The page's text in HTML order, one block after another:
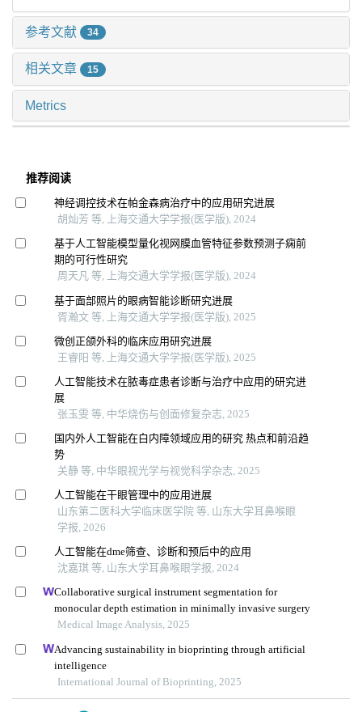
参考文献 34
相关文章 15
Metrics
推荐阅读
神经调控技术在帕金森病治疗中的应用研究进展
胡灿芳 等, 上海交通大学学报(医学版), 2024
基于人工智能模型量化视网膜血管特征参数预测子痫前
期的可行性研究
周天凡 等, 上海交通大学学报(医学版), 2024
基于面部照片的眼病智能诊断研究进展
胥瀚文 等, 上海交通大学学报(医学版), 2025
微创正颌外科的临床应用研究进展
王睿阳 等, 上海交通大学学报(医学版), 2025
人工智能技术在脓毒症患者诊断与治疗中应用的研究进
展
张玉雯 等, 中华烧伤与创面修复杂志, 2025
国内外人工智能在白内障领域应用的研究 热点和前沿趋
势
关静 等, 中华眼视光学与视觉科学杂志, 2025
人工智能在干眼管理中的应用进展
山东第二医科大学临床医学院 等, 山东大学耳鼻喉眼
学报, 2026
人工智能在dme筛查、诊断和预后中的应用
沈嘉琪 等, 山东大学耳鼻喉眼学报, 2024
Collaborative surgical instrument segmentation for
monocular depth estimation in minimally invasive surgery
Medical Image Analysis, 2025
Advancing sustainability in bioprinting through artificial
intelligence
International Journal of Bioprinting, 2025